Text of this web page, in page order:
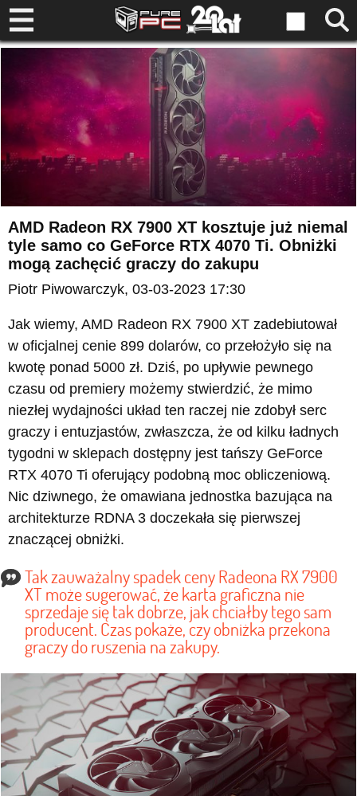
AMD Radeon RX 7900 XT kosztuje już niemal
tyle samo co GeForce RTX 4070 Ti. Obniżki
mogą zachęcić graczy do zakupu
Piotr Piwowarczyk, 03-03-2023 17:30
Jak wiemy, AMD Radeon RX 7900 XT zadebiutował
w oficjalnej cenie 899 dolarów, co przełożyło się na
kwotę ponad 5000 zł. Dziś, po upływie pewnego
czasu od premiery możemy stwierdzić, że mimo
niezłej wydajności układ ten raczej nie zdobył serc
graczy i entuzjastów, zwłaszcza, że od kilku ładnych
tygodni w sklepach dostępny jest tańszy GeForce
RTX 4070 Ti oferujący podobną moc obliczeniową.
Nic dziwnego, że omawiana jednostka bazująca na
architekturze RDNA 3 doczekała się pierwszej
znaczącej obniżki.
Tak zauważalny spadek ceny Radeona RX 7900
XT może sugerować, że karta graficzna nie
sprzedaje się tak dobrze, jak chciałby tego sam
producent. Czas pokaże, czy obniżka przekona
graczy do ruszenia na zakupy.